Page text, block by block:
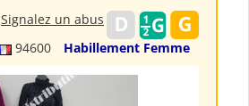
94600 Habillement Femme
Signalez un abus